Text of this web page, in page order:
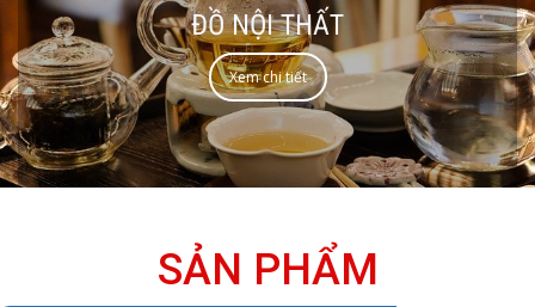
ĐỒ NỘI THẤT
Xem chi tiết
SẢN PHẨM